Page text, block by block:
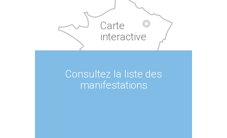
Carte
interactive
Consultez la liste des
manifestations